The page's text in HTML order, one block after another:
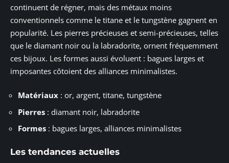
continuent de régner, mais des métaux moins
conventionnels comme le titane et le tungstène gagnent en
popularité. Les pierres précieuses et semi-précieuses, telles
que le diamant noir ou la labradorite, ornent fréquemment
ces bijoux. Les formes aussi évoluent : bagues larges et
imposantes côtoient des alliances minimalistes.
Matériaux : or, argent, titane, tungstène
Pierres : diamant noir, labradorite
Formes : bagues larges, alliances minimalistes
Les tendances actuelles